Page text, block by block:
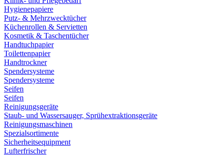
Hygienepapiere
Putz- & Mehrzwecktücher
Küchenrollen & Servietten
Kosmetik & Taschentücher
Handtuchpapier
Toilettenpapier
Handtrockner
Spendersysteme
Spendersysteme
Seifen
Seifen
Reinigungsgeräte
Staub- und Wassersauger, Sprühextraktionsgeräte
Reinigungsmaschinen
Spezialsortimente
Sicherheitsequipment
Lufterfrischer